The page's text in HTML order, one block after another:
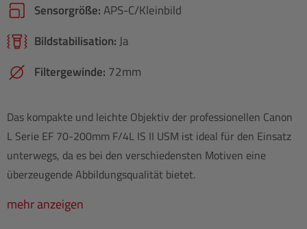
Sensorgröße:APS-C/​Kleinbild
Bildstabilisation:Ja
Filtergewinde: 72mm
Das kompakte und leichte Objektiv der professionellen Canon
L Serie EF 70-200mm F/4L IS II USM ist ideal für den Einsatz
unterwegs, da es bei den verschiedensten Motiven eine
überzeugende Abbildungsqualität bietet.
mehr anzeigen